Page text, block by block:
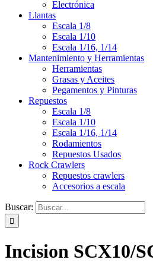
Electrónica
Llantas
Escala 1/8
Escala 1/10
Escala 1/16, 1/14
Mantenimiento y Herramientas
Herramientas
Grasas y Aceites
Pegamentos y Pinturas
Repuestos
Escala 1/8
Escala 1/10
Escala 1/16, 1/14
Rodamientos
Repuestos Usados
Rock Crawlers
Repuestos crawlers
Accesorios a escala
Buscar:
Incision SCX10/